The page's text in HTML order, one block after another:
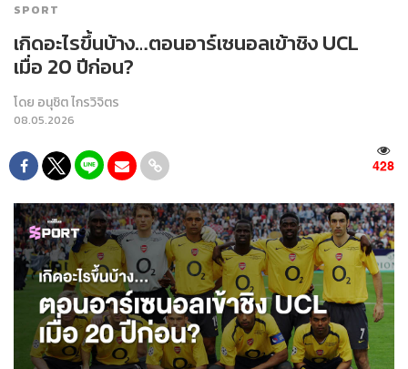
SPORT
เกิดอะไรขึ้นบ้าง…ตอนอาร์เซนอลเข้าชิง UCL
เมื่อ 20 ปีก่อน?
โดย อนุชิต ไกรวิจิตร
08.05.2026
428